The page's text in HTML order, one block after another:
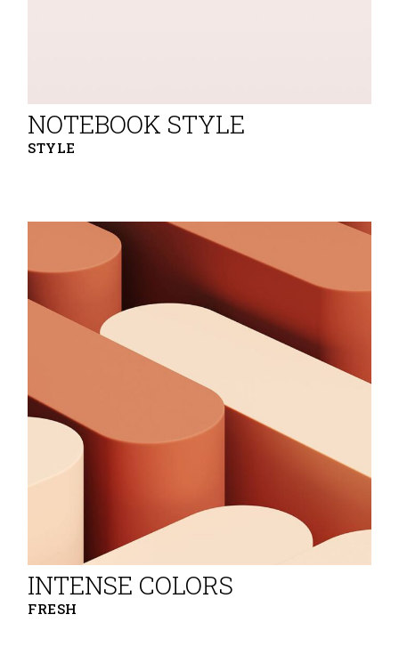
STYLE
NOTEBOOK STYLE
FRESH
INTENSE COLORS